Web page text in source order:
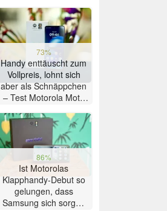
73%
Handy enttäuscht zum
Vollpreis, lohnt sich
aber als Schnäppchen
– Test Motorola Moto
86%
Ist Motorolas
Klapphandy-Debut so
gelungen, dass
Samsung sich sorgen